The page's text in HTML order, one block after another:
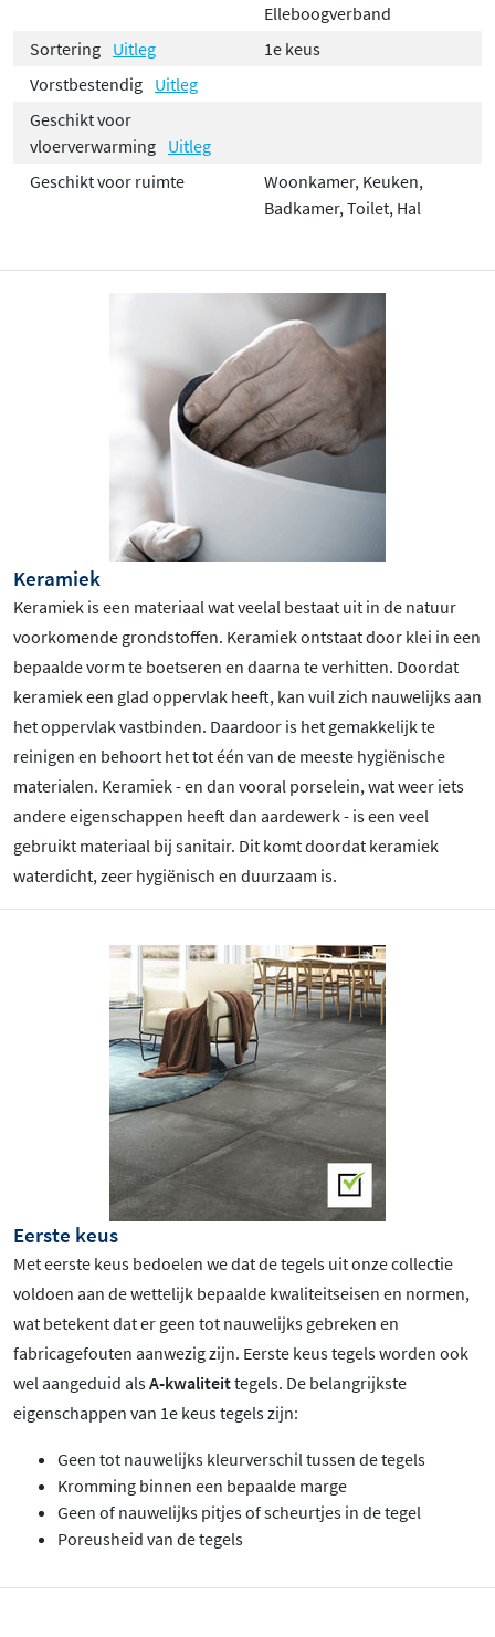
Elleboogverband
Sortering Uitleg
1e keus
Vorstbestendig Uitleg
Geschikt voor
vloerverwarming Uitleg
Geschikt voor ruimte
Woonkamer, Keuken,
Badkamer, Toilet, Hal
Keramiek
Keramiek is een materiaal wat veelal bestaat uit in de natuur
voorkomende grondstoffen. Keramiek ontstaat door klei in een
bepaalde vorm te boetseren en daarna te verhitten. Doordat
keramiek een glad oppervlak heeft, kan vuil zich nauwelijks aan
het oppervlak vastbinden. Daardoor is het gemakkelijk te
reinigen en behoort het tot één van de meeste hygiënische
materialen. Keramiek - en dan vooral porselein, wat weer iets
andere eigenschappen heeft dan aardewerk - is een veel
gebruikt materiaal bij sanitair. Dit komt doordat keramiek
waterdicht, zeer hygiënisch en duurzaam is.
Eerste keus
Met eerste keus bedoelen we dat de tegels uit onze collectie
voldoen aan de wettelijk bepaalde kwaliteitseisen en normen,
wat betekent dat er geen tot nauwelijks gebreken en
fabricagefouten aanwezig zijn. Eerste keus tegels worden ook
wel aangeduid alsA-kwaliteittegels. De belangrijkste
eigenschappen van 1e keus tegels zijn:
Geen tot nauwelijks kleurverschil tussen de tegels
Kromming binnen een bepaalde marge
Geen of nauwelijks pitjes of scheurtjes in de tegel
Poreusheid van de tegels